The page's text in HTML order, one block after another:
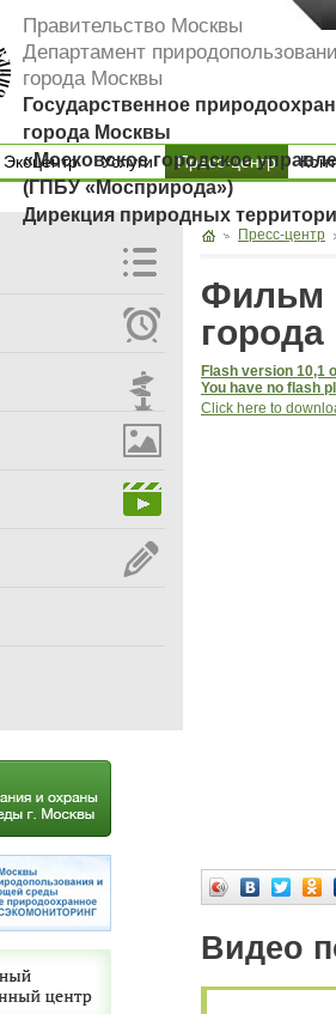
Правительство Москвы
Департамент
города Москвы
Государственное
города Москвы
«Московское городское
(ГПБУ «Мосприрода»)
Дирекция природных
Экоцентр
Экоцентр
Услуги
Услуги
Пресс-центр
Пресс-центр
Фильм
Flash version 10,1
You have no flash
Click here to
Видео